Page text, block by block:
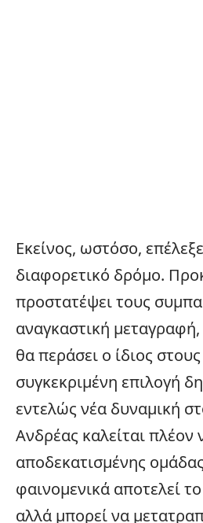
Εκείνος, ωστόσο,
διαφορετικό δρόμο.
προστατέψει τους
αναγκαστική
θα περάσει ο ίδιος
συγκεκριμένη επιλογή
εντελώς νέα δυναμική
Ανδρέας καλείται πλέον
αποδεκατισμένης
φαινομενικά αποτελεί
αλλά μπορεί να